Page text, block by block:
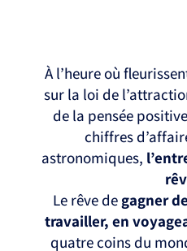
À l’heure où
sur la loi de
de la pensée
chiffres
astronomiques,
Le rêve de gagner
travailler, en
quatre coins du